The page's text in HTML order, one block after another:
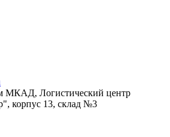
МКАД, Логистический центр
корпус 13, склад №3